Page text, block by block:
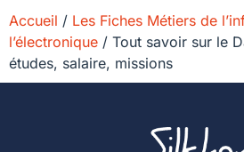
Accueil / Les Fiches Métiers de
l’électronique / Tout savoir sur le
études, salaire, missions